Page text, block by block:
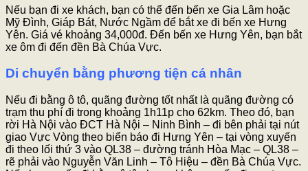
Nếu bạn đi xe khách, bạn có thể đến bến xe Gia Lâm hoặc
Mỹ Đình, Giáp Bát, Nước Ngầm để bắt xe đi bến xe Hưng
Yên. Giá vé khoảng 34,000đ. Đến bến xe Hưng Yên, bạn bắt
xe ôm đi đến đền Bà Chúa Vực.
Di chuyển bằng phương tiện cá nhân
Nếu đi bằng ô tô, quãng đường tốt nhất là quãng đường có
trạm thu phí đi trong khoảng 1h11p cho 62km. Theo đó, bạn
rời Hà Nội vào ĐCT Hà Nội – Ninh Bình – đi bên phải tại nút
giao Vực Vòng theo biển báo đi Hưng Yên – tại vòng xuyến
đi theo lối thứ 3 vào QL38 – đường tránh Hòa Mạc – QL38 –
rẽ phải vào Nguyễn Văn Linh – Tô Hiệu – đền Bà Chúa Vực.